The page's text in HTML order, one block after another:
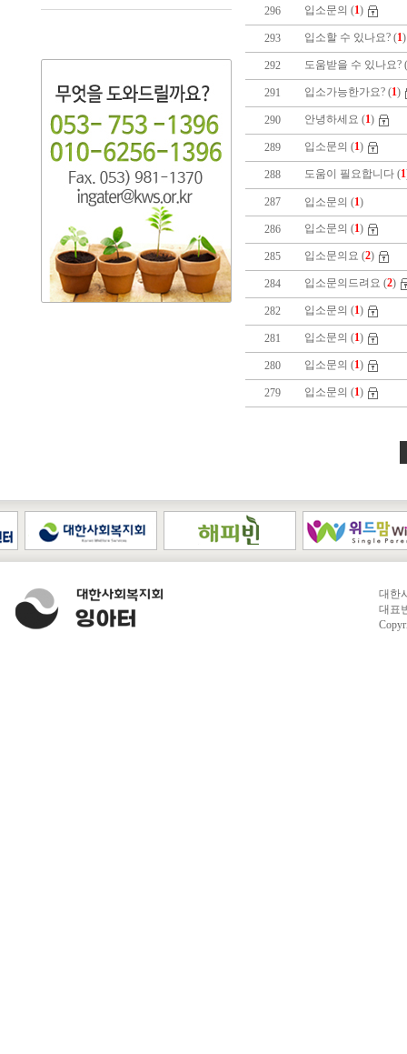
296 입소문의 (1)
293 입소할 수 있나요? (1
292 도움받을 수 있나요? (
291 입소가능한가요? (1)
290 안녕하세요 (1)
289 입소문의 (1)
288 도움이 필요합니다 (1
287 입소문의 (1)
286 입소문의 (1)
285 입소문의요 (2)
284 입소문의드려요 (2)
282 입소문의 (1)
281 입소문의 (1)
280 입소문의 (1)
279 입소문의 (1)
대한
대표